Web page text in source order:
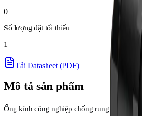
0
Số lượng đặt tối thiểu
1
Tải Datasheet (PDF)
Mô tả sản phẩm
Ống kính công nghiệp chống rung Chiopt